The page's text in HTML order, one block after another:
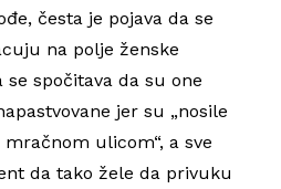
česta je pojava da se
na polje ženske
se spočitava da su one
jer su „nosile
ulicom“, a sve
da tako žele da privuku